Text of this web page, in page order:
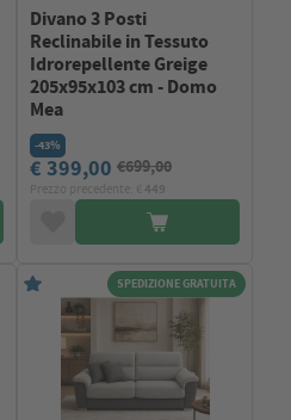
Divano 3 Posti
Reclinabile in Tessuto
Idrorepellente Greige
205x95x103 cm - Domo
Mea
-43%
€ 399,00 €699,00
SPEDIZIONE GRATUITA